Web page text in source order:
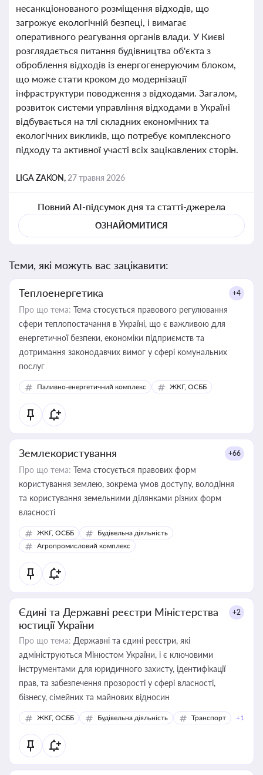
несанкціонованого розміщення відходів, що
загрожує екологічній безпеці, і вимагає
оперативного реагування органів влади. У Києві
розглядається питання будівництва об'єкта з
оброблення відходів із енергогенеруючим блоком,
що може стати кроком до модернізації
інфраструктури поводження з відходами. Загалом,
розвиток системи управління відходами в Україні
відбувається на тлі складних економічних та
екологічних викликів, що потребує комплексного
підходу та активної участі всіх зацікавлених сторін.
LIGA ZAKON, 27 травня 2026
Повний AI-підсумок дня та статті-джерела
ОЗНАЙОМИТИСЯ
Теми, які можуть вас зацікавити:
Теплоенергетика +4
Про що тема: Тема стосується правового регулювання
сфери теплопостачання в Україні, що є важливою для
енергетичної безпеки, економіки підприємств та
дотримання законодавчих вимог у сфері комунальних
послуг
Паливно-енергетичний комплекс ЖКГ, ОСББ
Землекористування +66
Про що тема: Тема стосується правових форм
користування землею, зокрема умов доступу, володіння
та користування земельними ділянками різних форм
власності
ЖКГ, ОСББ
Будівельна діяльність
Агропромисловий комплекс
Єдині та Державні реєстри Міністерства
юстиції України
+2
Про що тема: Державні та єдині реєстри, які
адмініструються Мінюстом України, і є ключовими
інструментами для юридичного захисту, ідентифікації
прав, та забезпечення прозорості у сфері власності,
бізнесу, сімейних та майнових відносин
ЖКГ, ОСББ Будівельна діяльність Транспорт +1